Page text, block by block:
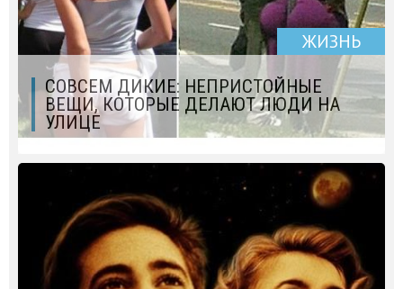
ЖИЗНЬ
СОВСЕМ ДИКИЕ: НЕПРИСТОЙНЫЕ
ВЕЩИ, КОТОРЫЕ ДЕЛАЮТ ЛЮДИ НА
УЛИЦЕ